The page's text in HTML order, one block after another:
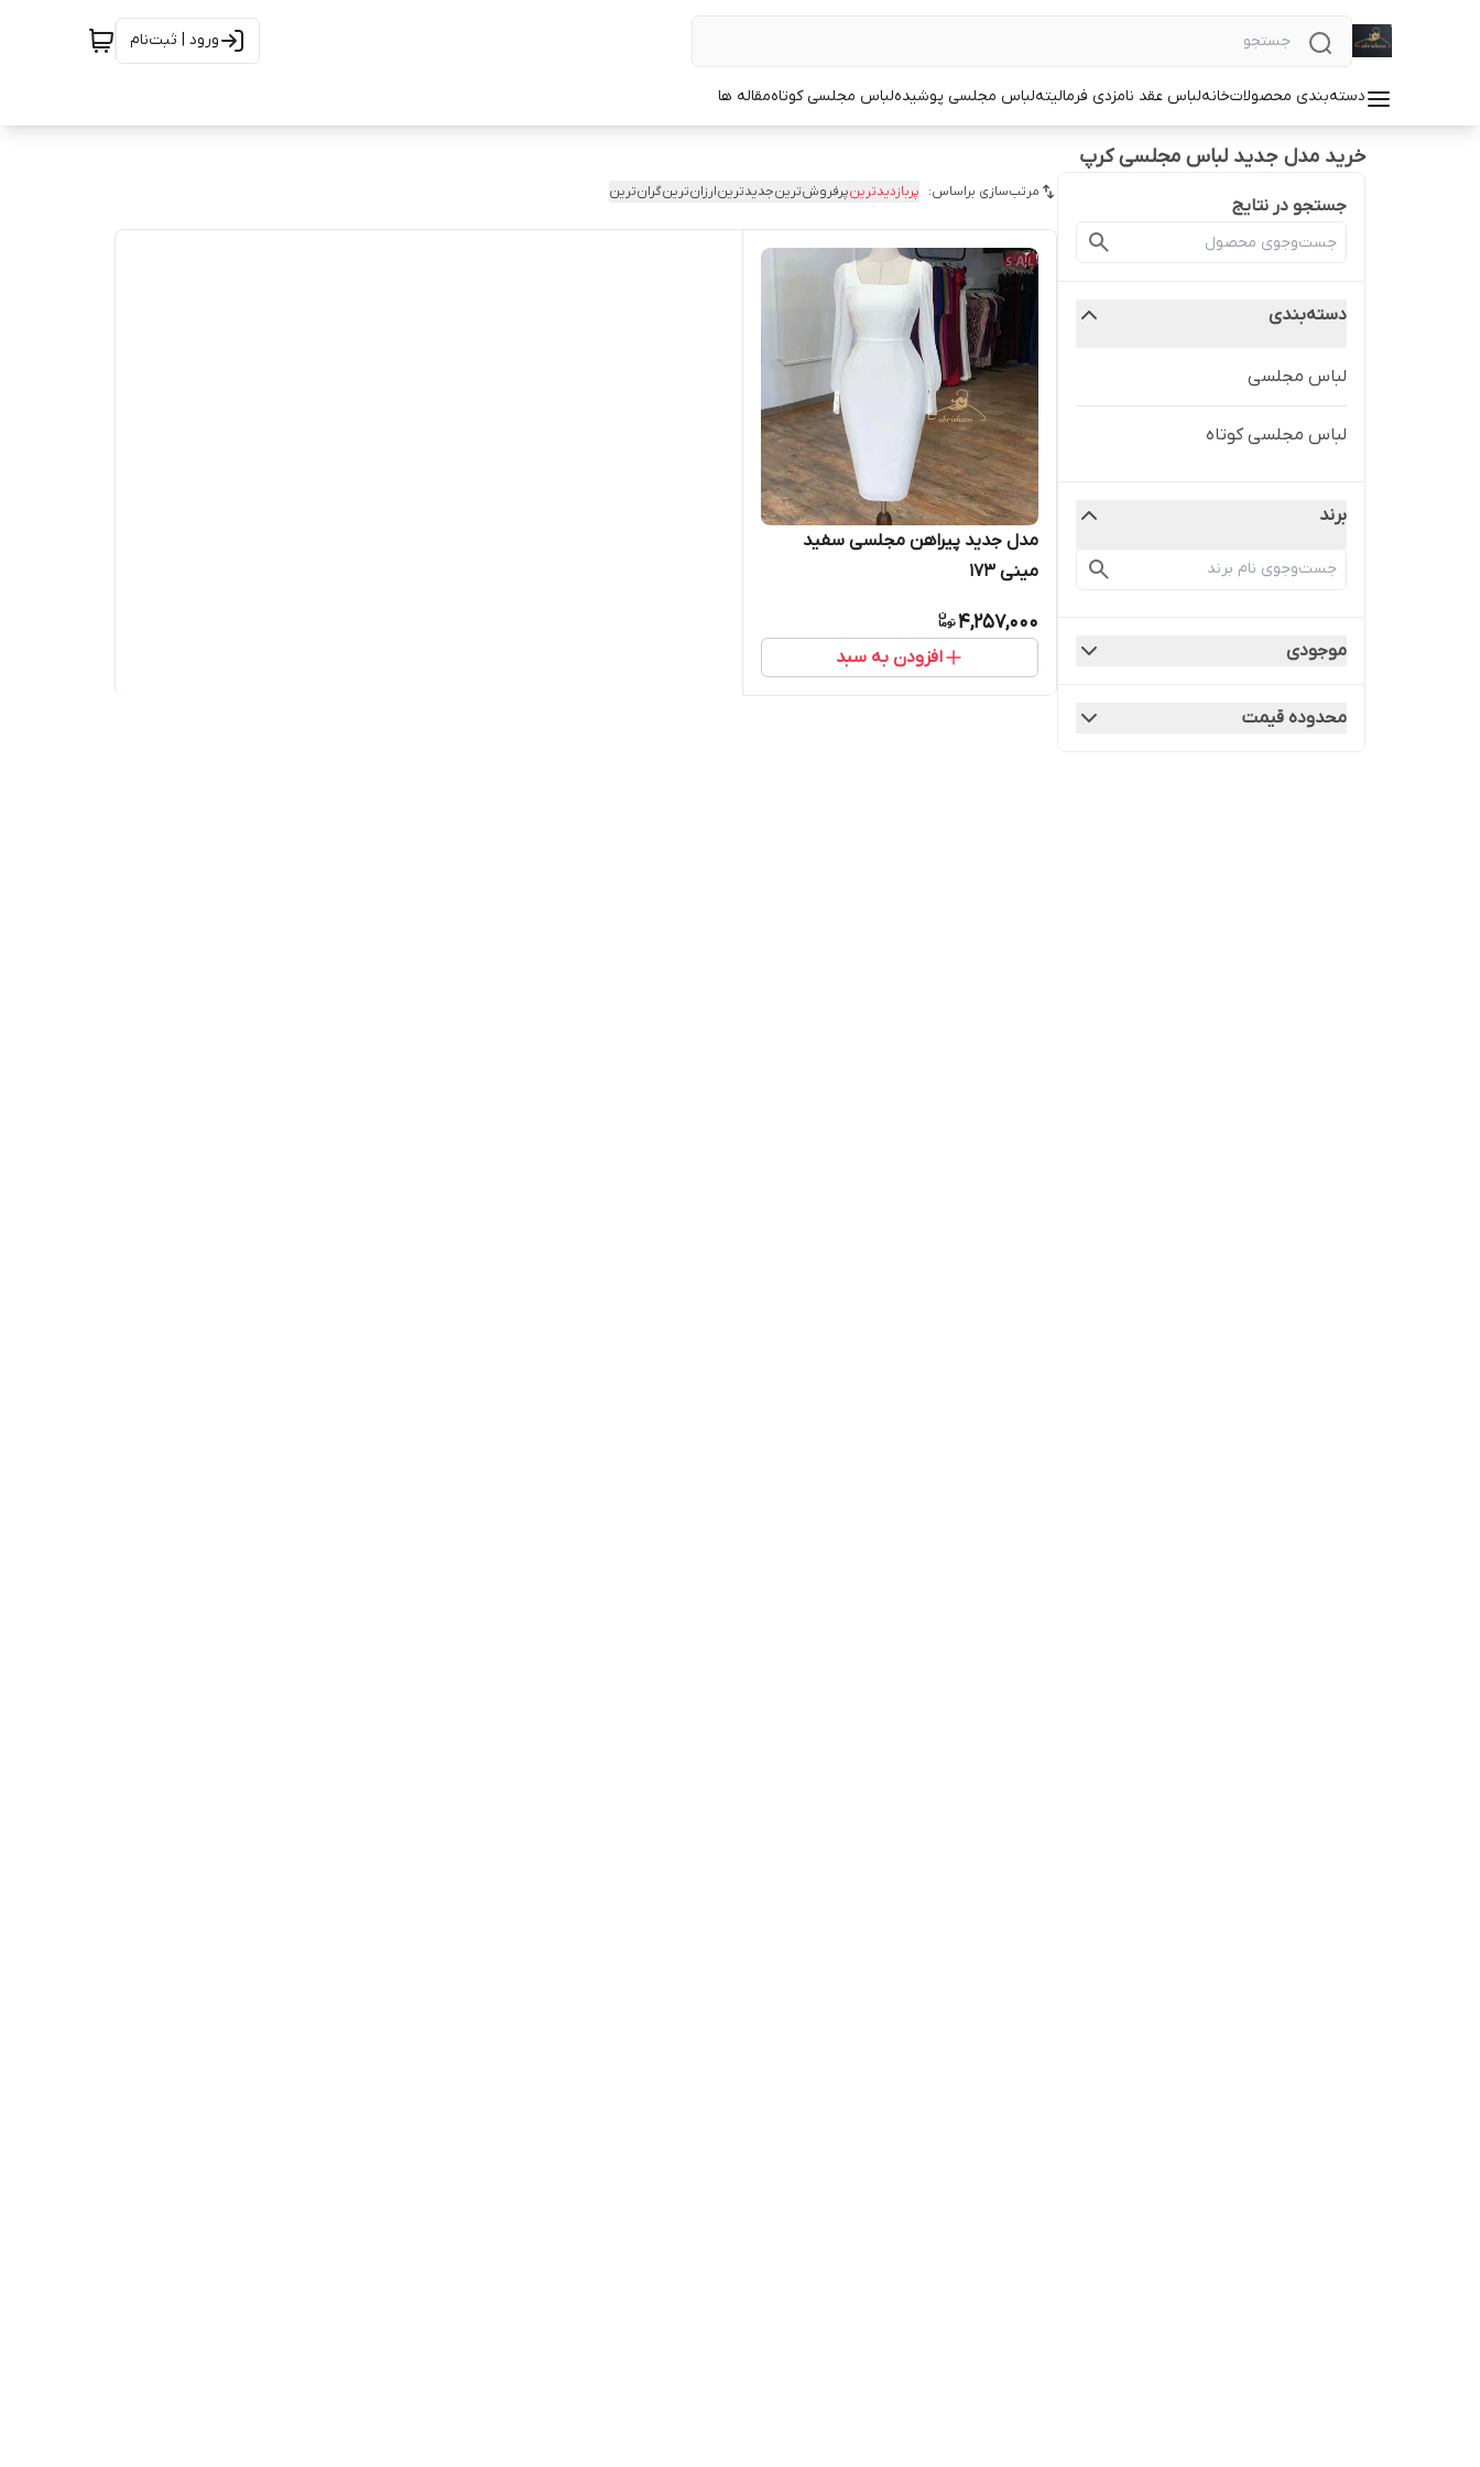
ورود | ثبت‌نام
دسته‌بندی محصولاتخانهلباس عقد نامزدی فرمالیتهلباس مجلسی پوشیدهلباس مجلسی کوتاهمقاله ها
خرید مدل جدید لباس مجلسی کرپ
جستجو در نتایج
دسته‌بندی
لباس مجلسی
لباس مجلسی کوتاه
برند
موجودی
محدوده قیمت
مرتب‌سازی براساس: پربازدیدترینپرفروش‌ترینجدیدترینارزان‌ترینگران‌ترین
مدل جدید پیراهن مجلسی سفید
مینی ۱۷۳
4,257,000
افزودن به سبد